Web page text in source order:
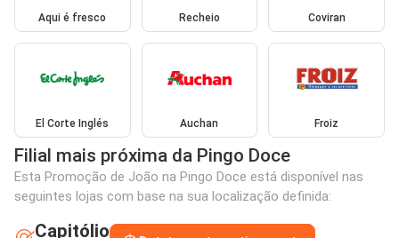
Aqui é fresco Recheio Coviran
El Corte Inglés Auchan Froiz
Filial mais próxima da Pingo Doce
Esta Promoção de João na Pingo Doce está disponível nas
seguintes lojas com base na sua localização definida:
Capitólio